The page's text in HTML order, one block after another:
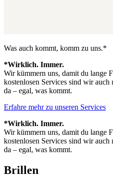
Was auch kommt, komm zu uns.*
*Wirklich. Immer.
Wir kümmern uns, damit du lange
kostenlosen Services sind wir
da – egal, was kommt.
Erfahre mehr zu unseren Services
*Wirklich. Immer.
Wir kümmern uns, damit du lange
kostenlosen Services sind wir
da – egal, was kommt.
Brillen